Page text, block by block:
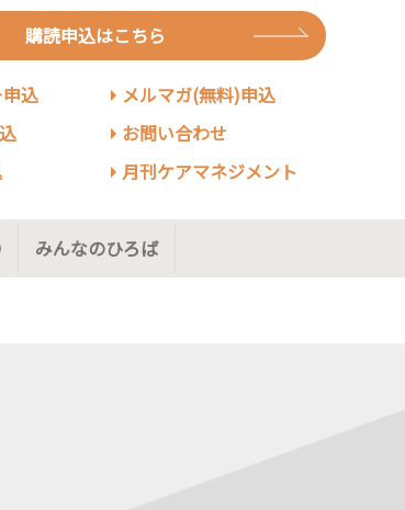
購読申込はこちら
込
メルマガ(無料)申込
お問い合わせ
月刊ケアマネジメント
みんなのひろば